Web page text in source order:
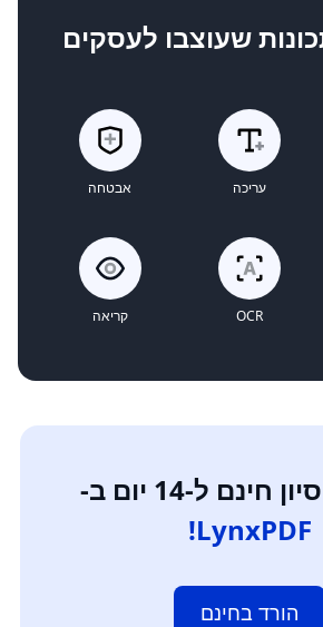
שעוצבו לעסקים
עריכה אבטחה
OCR קריאה
חינם ל-14 יום ב-
LynxPDF!
הורד בחינם